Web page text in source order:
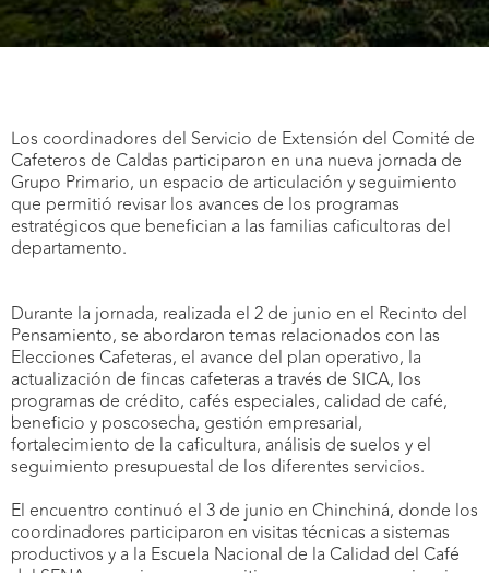
Los coordinadores del Servicio de Extensión del Comité de
Cafeteros de Caldas participaron en una nueva jornada de
Grupo Primario, un espacio de articulación y seguimiento
que permitió revisar los avances de los programas
estratégicos que benefician a las familias caficultoras del
departamento.
Durante la jornada, realizada el 2 de junio en el Recinto del
Pensamiento, se abordaron temas relacionados con las
Elecciones Cafeteras, el avance del plan operativo, la
actualización de fincas cafeteras a través de SICA, los
programas de crédito, cafés especiales, calidad de café,
beneficio y poscosecha, gestión empresarial,
fortalecimiento de la caficultura, análisis de suelos y el
seguimiento presupuestal de los diferentes servicios.
El encuentro continuó el 3 de junio en Chinchiná, donde los
coordinadores participaron en visitas técnicas a sistemas
productivos y a la Escuela Nacional de la Calidad del Café